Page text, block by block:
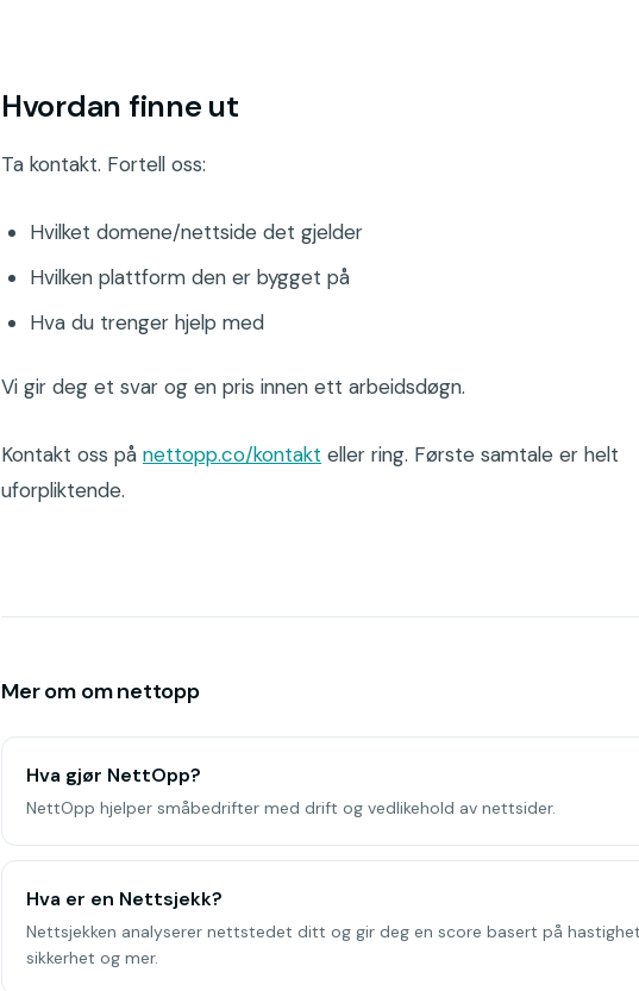
Hvordan finne ut
Ta kontakt. Fortell oss:
Hvilket domene/nettside det gjelder
Hvilken plattform den er bygget på
Hva du trenger hjelp med
Vi gir deg et svar og en pris innen ett arbeidsdøgn.
Kontakt oss på nettopp.co/kontakt eller ring. Første samtale er helt
uforpliktende.
Mer om om nettopp
Hva gjør NettOpp?
NettOpp hjelper småbedrifter med drift og vedlikehold av nettsider.
Hva er en Nettsjekk?
Nettsjekken analyserer nettstedet ditt og gir deg en score basert på
sikkerhet og mer.